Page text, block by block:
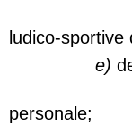
ludico-sportive
e)
personale;